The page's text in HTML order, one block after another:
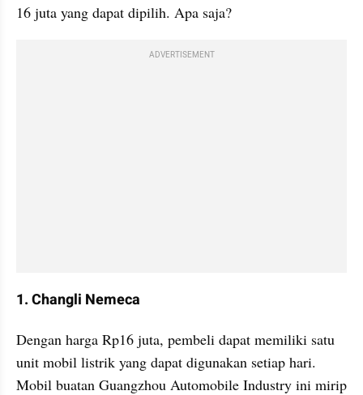
16 juta yang dapat dipilih. Apa saja?
ADVERTISEMENT
1. Changli Nemeca
Dengan harga Rp16 juta, pembeli dapat memiliki satu
unit mobil listrik yang dapat digunakan setiap hari.
Mobil buatan Guangzhou Automobile Industry ini mirip